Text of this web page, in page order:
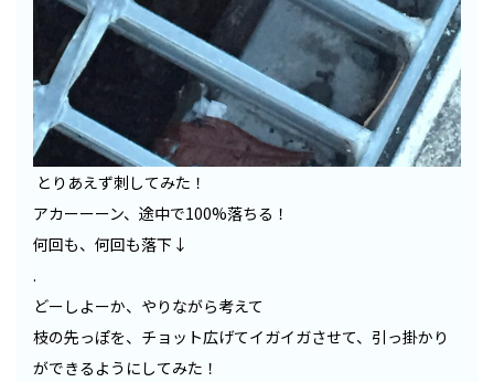
とりあえず刺してみた！
アカーーーン、途中で100%落ちる！
何回も、何回も落下↓
.
どーしよーか、やりながら考えて
枝の先っぽを、チョット広げてイガイガさせて、引っ掛かり
ができるようにしてみた！